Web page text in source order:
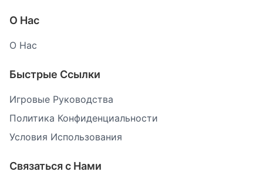
О Нас
О Нас
Быстрые Ссылки
Игровые Руководства
Политика Конфиденциальности
Условия Использования
Связаться с Нами